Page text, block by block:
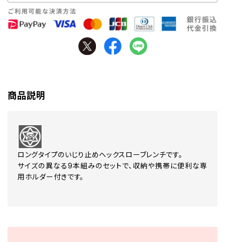
商品説明
ロングタイプのいじり止めヘックスローブレンチです。
サイズの異なる9本組みのセットで、収納や携帯に便利な専
用ホルダー付きです。